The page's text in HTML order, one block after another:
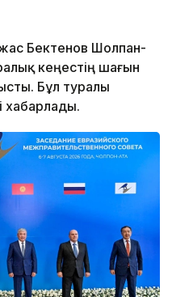
Бектенов Шолпан-
кеңестің шағын
Бұл туралы
хабарлады.